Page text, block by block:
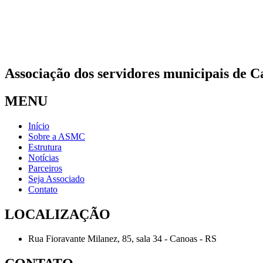
Associação dos servidores municipais de
MENU
Início
Sobre a ASMC
Estrutura
Notícias
Parceiros
Seja Associado
Contato
LOCALIZAÇÃO
Rua Fioravante Milanez, 85, sala 34 - Canoas - RS